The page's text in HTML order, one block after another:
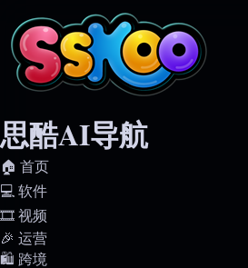
思酷AI导航
🏠️ 首页
💻️ 软件
🎞️ 视频
🎉 运营
🛍️ 跨境